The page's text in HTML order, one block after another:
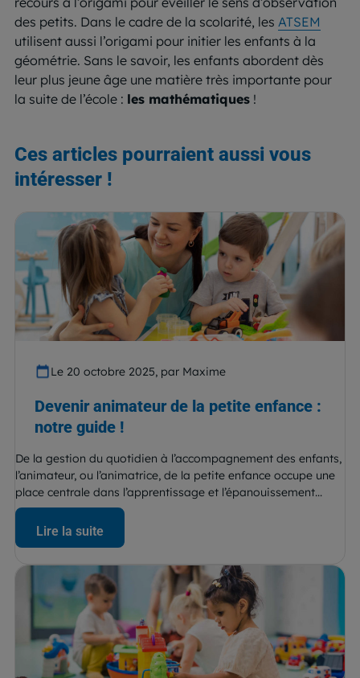
des petits. Dans le cadre de la scolarité, les ATSEM
utilisent aussi l’origami pour initier les enfants à la
géométrie. Sans le savoir, les enfants abordent dès
leur plus jeune âge une matière très importante pour
la suite de l’école : les mathématiques !
Ces articles pourraient aussi vous
intéresser !
Le 20 octobre 2025, par Maxime
Devenir animateur de la petite enfance :
notre guide !
De la gestion du quotidien à l’accompagnement des enfants,
l’animateur, ou l’animatrice, de la petite enfance occupe une
place centrale dans l’apprentissage et l’épanouissement...
Lire la suite